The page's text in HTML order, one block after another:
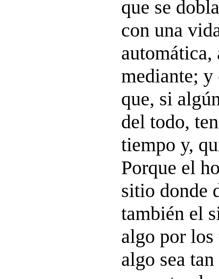
que se
con una
mediante; y
que, si
del todo,
tiempo y,
Porque el
sitio donde
también el
algo por los
algo sea